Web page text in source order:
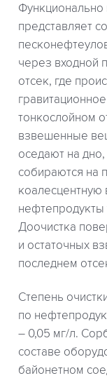
Функционально
представляет
через входной
отсек, где
тонкослойном
взвешенные
оседают на
собираются на
коалесцентную
нефтепродукты
Доочистка
и остаточных
последнем
Степень
по
– 0,05 мг/л.
составе
байонетном